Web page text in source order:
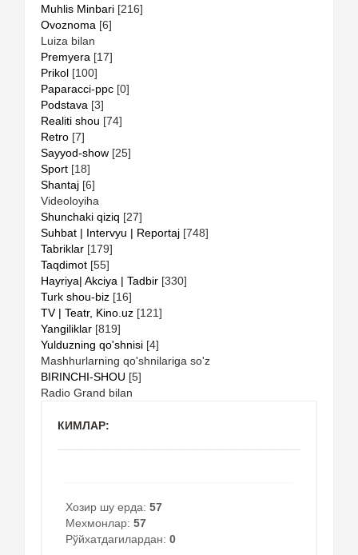
Muhlis Minbari [216]
Ovoznoma [6]
Luiza bilan
Premyera [17]
Prikol [100]
Paparacci-ppc [0]
Podstava [3]
Realiti shou [74]
Retro [7]
Sayyod-show [25]
Sport [18]
Shantaj [6]
Videoloyiha
Shunchaki qiziq [27]
Suhbat | Intervyu | Reportaj [748]
Tabriklar [179]
Taqdimot [55]
Hayriya| Akciya | Tadbir [330]
Turk shou-biz [16]
TV | Teatr, Kino.uz [121]
Yangiliklar [819]
Yulduzning qo'shnisi [4]
Mashhurlarning qo'shnilariga so'z
BIRINCHI-SHOU [5]
Radio Grand bilan
КИМЛАР:
Хозир шу ерда: 57
Мехмонлар: 57
Рўйхатдагилардан: 0